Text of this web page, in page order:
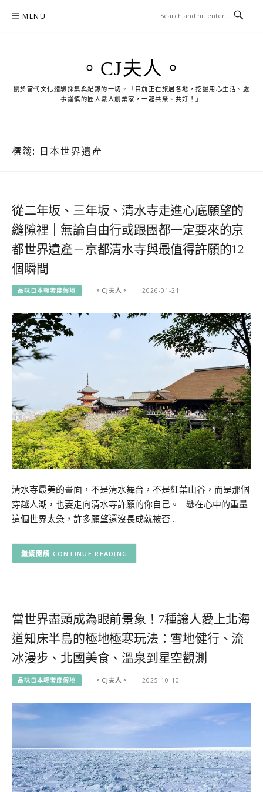
MENU
。CJ夫人。
關於當代文化體驗採集與紀錄的一切。「目前正在旅居各地，挖掘用心生活、處
事謹慎的匠人職人創業家，一起共榮、共好！」
標籤: 日本世界遺產
從二年坂、三年坂、清水寺走進心底願望的
縫隙裡｜無論自由行或跟團都一定要來的京
都世界遺產－京都清水寺與最值得許願的12
個瞬間
品味日本輕奢度假地 。CJ夫人。 2026-01-21
清水寺最美的畫面，不是清水舞台，不是紅葉山谷，而是那個
穿越人潮，也要走向清水寺許願的你自己。 懸在心中的重量
這個世界太急，許多願望還沒長成就被否…
CONTINUE READING
當世界盡頭成為眼前景象！7種讓人愛上北海
道知床半島的極地極寒玩法：雪地健行、流
冰漫步、北國美食、溫泉到星空觀測
品味日本輕奢度假地 。CJ夫人。 2025-10-10